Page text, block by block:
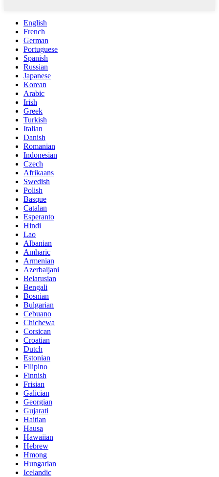
English
French
German
Portuguese
Spanish
Russian
Japanese
Korean
Arabic
Irish
Greek
Turkish
Italian
Danish
Romanian
Indonesian
Czech
Afrikaans
Swedish
Polish
Basque
Catalan
Esperanto
Hindi
Lao
Albanian
Amharic
Armenian
Azerbaijani
Belarusian
Bengali
Bosnian
Bulgarian
Cebuano
Chichewa
Corsican
Croatian
Dutch
Estonian
Filipino
Finnish
Frisian
Galician
Georgian
Gujarati
Haitian
Hausa
Hawaiian
Hebrew
Hmong
Hungarian
Icelandic